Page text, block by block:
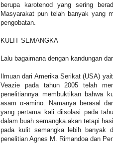
berupa karotenod yang sering
Masyarakat pun telah banyak yang
pengobatan.
KULIT SEMANGKA
Lalu bagaimana dengan kandungan
Ilmuan dari Amerika Serikat (USA)
Veazie pada tahun 2005 telah
penelitiannya membuktikan bahwa
asam α-amino. Namanya berasal
yang pertama kali diisolasi pada
dalam buah semangka.akan tetapi
pada kulit semangka lebih banyak
penelitian Agnes M. Rimandoa dan